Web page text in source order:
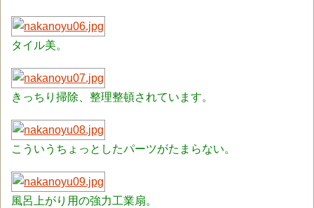
タイル美。
きっちり掃除、整理整頓されています。
こういうちょっとしたパーツがたまらない。
風呂上がり用の強力工業扇。